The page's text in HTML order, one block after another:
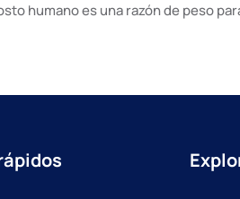
humano es una razón de peso